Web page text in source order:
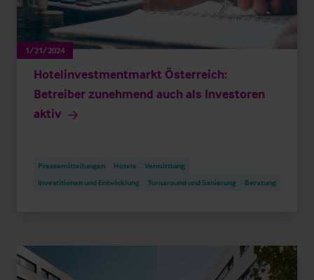
1/21/2024
Hotelinvestmentmarkt Österreich:
Betreiber zunehmend auch als Investoren
aktiv
Pressemitteilungen Hotels
Vermittlung
Investitionen und Entwicklung
Turnaround und Sanierung Beratung